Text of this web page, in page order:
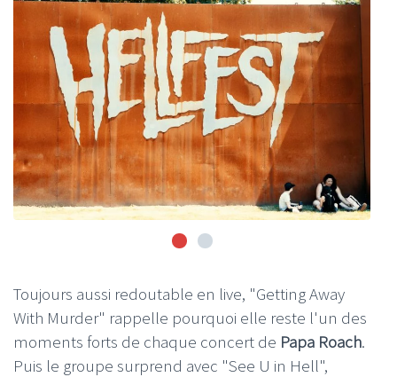
Toujours aussi redoutable en live, "Getting Away
With Murder" rappelle pourquoi elle reste l'un des
moments forts de chaque concert de Papa Roach.
Puis le groupe surprend avec "See U in Hell",